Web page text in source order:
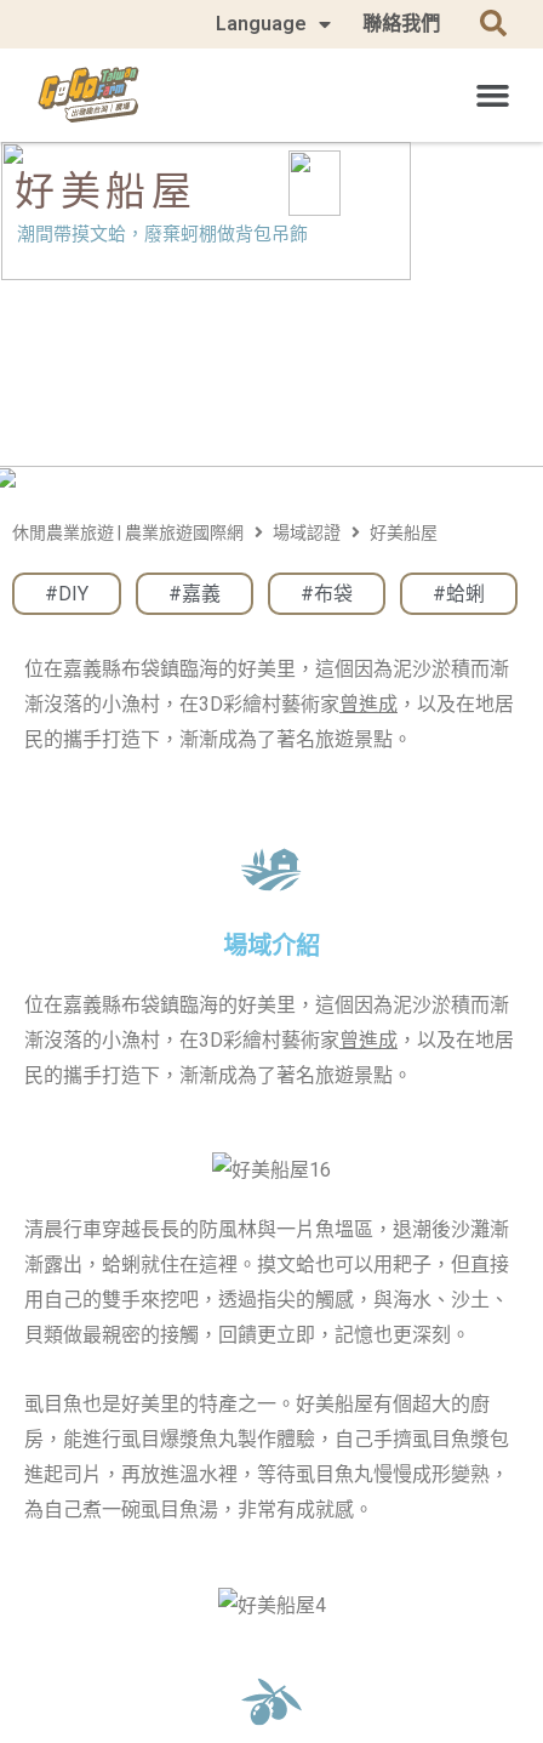
Language 聯絡我們
潮間帶摸文蛤，廢棄蚵棚做背包吊飾
好美船屋
休閒農業旅遊 | 農業旅遊國際網 場域認證 好美船屋
#DIY #嘉義 #布袋 #蛤蜊
位在嘉義縣布袋鎮臨海的好美里，這個因為泥沙淤積而漸
漸沒落的小漁村，在3D彩繪村藝術家曾進成 ，以及在地居
民的攜手打造下，漸漸成為了著名旅遊景點。
場域介紹
位在嘉義縣布袋鎮臨海的好美里，這個因為泥沙淤積而漸
漸沒落的小漁村，在3D彩繪村藝術家曾進成 ，以及在地居
民的攜手打造下，漸漸成為了著名旅遊景點。
清晨行車穿越長長的防風林與一片魚塭區，退潮後沙灘漸
漸露出，蛤蜊就住在這裡。摸文蛤也可以用耙子，但直接
用自己的雙手來挖吧，透過指尖的觸感，與海水、沙土、
貝類做最親密的接觸，回饋更立即，記憶也更深刻。
虱目魚也是好美里的特產之一。好美船屋有個超大的廚
房，能進行虱目爆漿魚丸製作體驗，自己手擠虱目魚漿包
進起司片，再放進溫水裡，等待虱目魚丸慢慢成形變熟，
為自己煮一碗虱目魚湯，非常有成就感。